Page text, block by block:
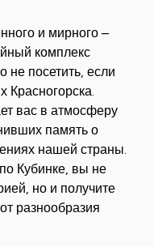
и мирного –
комплекс
не посетить, если
Красногорска.
вас в атмосферу
память о
нашей страны.
Кубинке, вы не
но и получите
разнообразия